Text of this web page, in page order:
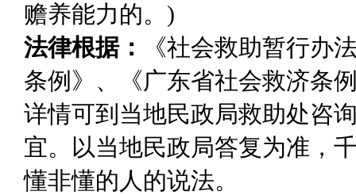
赡养能力的。)
法律根据：
《社会救助暂行办
条例》、《广东省社会救济条
详情可到当地民政局救助处咨
宜。以当地民政局答复为准，
懂非懂的人的说法。